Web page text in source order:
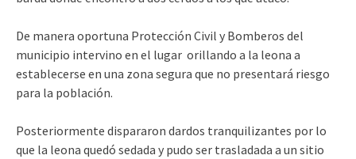
De manera oportuna Protección Civil y Bomberos del
municipio intervino en el lugar orillando a la leona a
establecerse en una zona segura que no presentará riesgo
para la población.
Posteriormente dispararon dardos tranquilizantes por lo
que la leona quedó sedada y pudo ser trasladada a un sitio